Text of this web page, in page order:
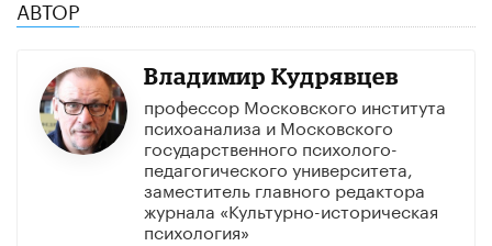
АВТОР
Владимир Кудрявцев
профессор Московского института
психоанализа и Московского
государственного психолого-
педагогического университета,
заместитель главного редактора
журнала «Культурно-историческая
психология»